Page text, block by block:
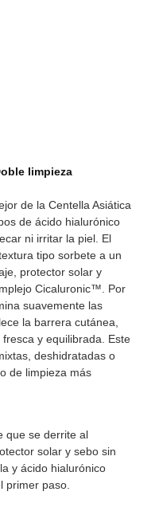
limpieza
de la Centella Asiática
de ácido hialurónico
ni irritar la piel. El
tipo sorbete a un
protector solar y
Cicaluronic™. Por
suavemente las
la barrera cutánea,
y equilibrada. Este
deshidratadas o
de limpieza más
que se derrite al
solar y sebo sin
y ácido hialurónico
primer paso.